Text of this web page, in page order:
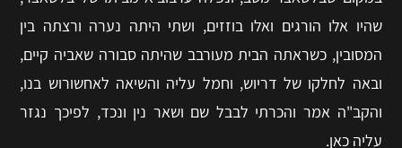
שהיו אלו הורגים ואלו בוזזים, ושתי היתה נערה ורצתה בין
המסובין, כשראתה הבית מעורבב שהיתה סבורה שאביה קיים,
ובאה לחלקו של דריוש, וחמל עליה והשיאה לאחשורוש בנו,
והקב"ה אמר והכרתי לבבל שם ושאר נין ונכד, לפיכך נגזר
עליה כאן.